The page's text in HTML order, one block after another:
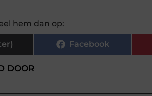
hem dan op:
Facebook
DOOR